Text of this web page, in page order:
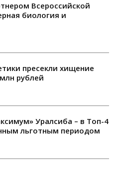
Всероссийской
биология и
пресекли хищение
рублей
Уралсиба – в Топ-4
льготным периодом